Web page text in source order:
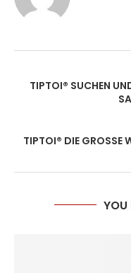
TIPTOI® SUCHEN
TIPTOI® DIE GROSSE
YOU